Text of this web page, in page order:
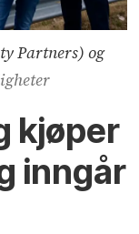
Partners) og
kjøper
inngår